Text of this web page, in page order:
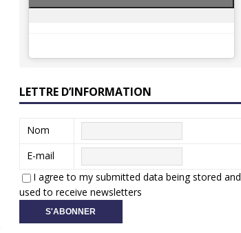
LETTRE D’INFORMATION
Nom
E-mail
I agree to my submitted data being stored and
used to receive newsletters